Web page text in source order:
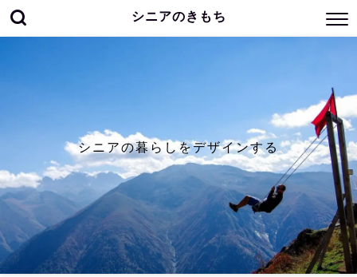
シニアのきもち
シニアの暮らしをデザインする